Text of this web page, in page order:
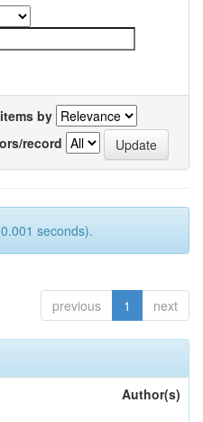
by
record
seconds).
previous 1 next
Author(s)